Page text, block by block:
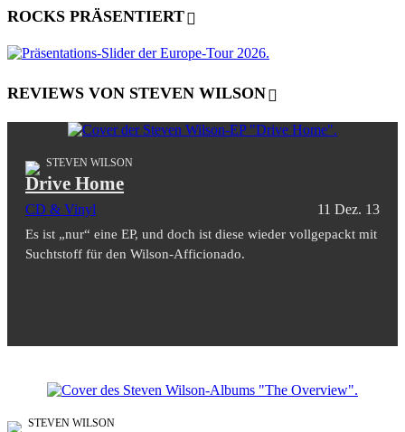
ROCKS PRÄSENTIERT
REVIEWS VON STEVEN WILSON
STEVEN WILSON
Drive Home
CD & Vinyl 11 Dez. 13
Es ist „nur“ eine EP, und doch ist diese wieder vollgepackt mit
Suchtstoff für den Wilson-Afficionado.
STEVEN WILSON